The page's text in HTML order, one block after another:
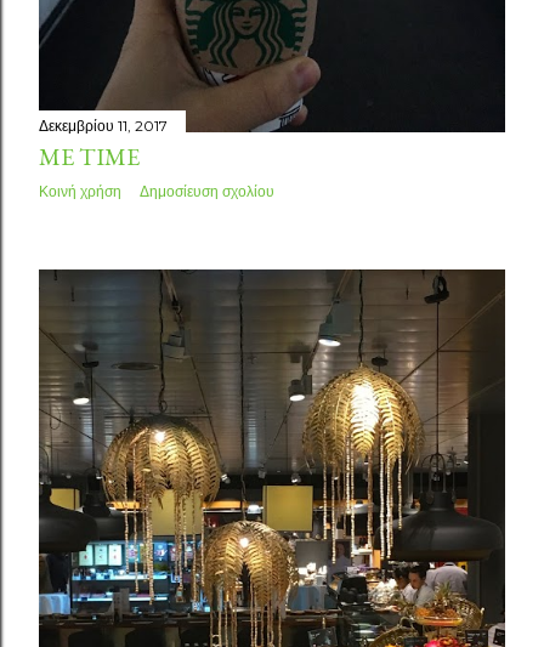
Δεκεμβρίου 11, 2017
ME TIME
Κοινή χρήση Δημοσίευση σχολίου